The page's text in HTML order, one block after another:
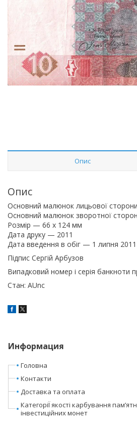
Опис
Опис
Основний малюнок лицьової
Основний малюнок зворотної
Розмір — 66 x 124 мм
Дата друку — 2011
Дата введення в обіг — 1 липня 2011
Підпис Сергій Арбузов
Випадковий номер і серія банкноти
Стан: АUnc
Информация
Головна
Контакти
Доставка та оплата
КатегоріЇ якості карбування
інвестиційних монет